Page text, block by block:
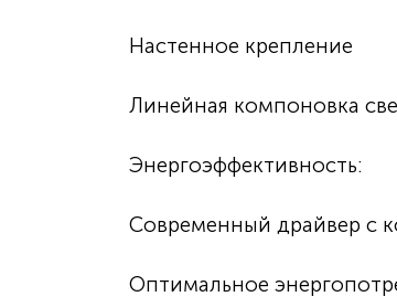
Настенное крепление
Линейная компоновка
Энергоэффективность:
Современный драйвер с
Оптимальное